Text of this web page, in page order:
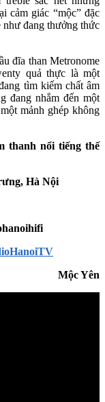
cảm giác “mộc” đặc
như đang thưởng thức
đĩa than Metronome
quả thực là một
tìm kiếm chất âm
đang nhắm đến một
mảnh ghép không
thanh nổi tiếng thế
Hà Nội
Mộc Yên